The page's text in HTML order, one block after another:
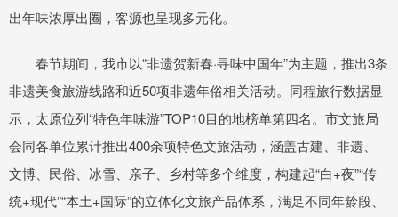
出年味浓厚出圈，客源也呈现多元化。
春节期间，我市以“非遗贺新春·寻味中国年”为主题，推出3条
非遗美食旅游线路和近50项非遗年俗相关活动。同程旅行数据显
示，太原位列“特色年味游”TOP10目的地榜单第四名。市文旅局
会同各单位累计推出400余项特色文旅活动，涵盖古建、非遗、
文博、民俗、冰雪、亲子、乡村等多个维度，构建起“白+夜”“传
统+现代”“本土+国际”的立体化文旅产品体系，满足不同年龄段、